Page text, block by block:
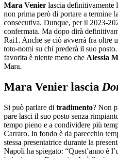
Mara Venier lascia definitivamente
non prima però di portare a termine
consecutiva. Dunque, per il 2023-
confermata. Ma dopo dirà
Rai1. Anche se ciò avverrà fra oltre
toto-nomi su chi prederà il suo
favorita è niente meno che Alessia
Mara.
Mara Venier lascia
Si può parlare di tradimento? Non
pare lasci il suo posto senza
tempo pieno e a condividere più
Carraro. In fondo è da parecchio
stessa presentatrice durante la
Napoli ha spiegato: “Quest’anno è